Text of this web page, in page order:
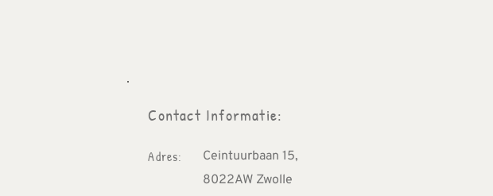
Contact Informatie:
Adres:
Ceintuurbaan 15,
8022AW Zwolle